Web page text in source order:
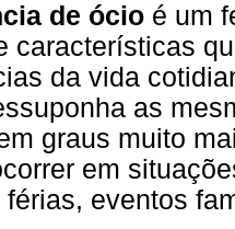
de ócio é um
características
da vida
as
graus muito
em
eventos